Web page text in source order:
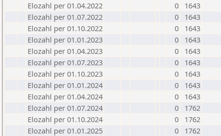
Elozahl per 01.04.2022
0
1643
Elozahl per 01.07.2022
0
1643
Elozahl per 01.10.2022
0
1643
Elozahl per 01.01.2023
0
1643
Elozahl per 01.04.2023
0
1643
Elozahl per 01.07.2023
0
1643
Elozahl per 01.10.2023
0
1643
Elozahl per 01.01.2024
0
1643
Elozahl per 01.04.2024
0
1643
Elozahl per 01.07.2024
0
1762
Elozahl per 01.10.2024
0
1762
Elozahl per 01.01.2025
0
1762